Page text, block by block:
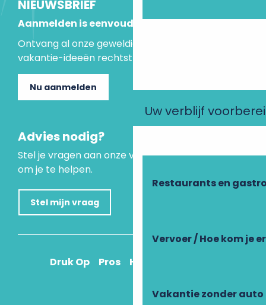
Uw verblijf
Restaurants en
Vervoer / Hoe kom je
Vakantie zonder auto
NIEUWSBRIEF
Aanmelden is eenvoudig
Ontvang al onze geweldige aanbiedingen en
vakantie-ideeën rechtstreeks in je inbox.
Nu aanmelden
Advies nodig?
Stel je vragen aan onze virtuele assistent, die er is
om je te helpen.
Stel mijn vraag
Druk Op Pros Hoe kom ik daar?